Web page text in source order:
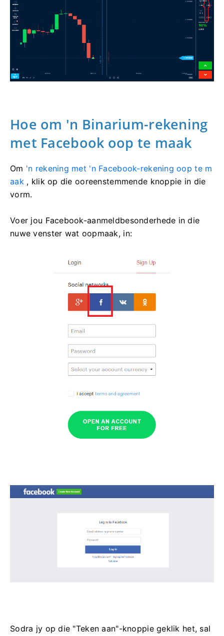
Hoe om 'n Binarium-rekening
met Facebook oop te maak
Om 'n rekening met 'n Facebook-rekening oop te m
aak, klik op die ooreenstemmende knoppie in die
vorm.
Voer jou Facebook-aanmeldbesonderhede in die
nuwe venster wat oopmaak, in:
Sodra jy op die "Teken aan"-knoppie geklik het, sal